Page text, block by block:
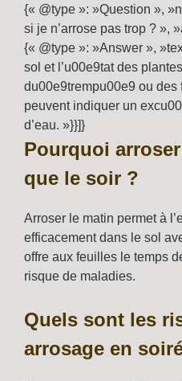
{« @type »: »Question »,
si je n’arrose pas trop ? »,
{« @type »: »Answer »,
sol et l’u00e9tat des
du00e9trempu00e9 ou
peuvent indiquer un
d’eau. »}}]}
Pourquoi
que le soir ?
Arroser le matin permet à
efficacement dans le sol
offre aux feuilles le temps
risque de maladies.
Quels sont les
arrosage en